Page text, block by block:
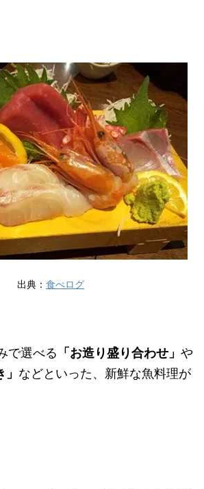
出典： 食べログ
で選べる 「お造り盛り合わせ」 や
などといった、新鮮な魚料理が